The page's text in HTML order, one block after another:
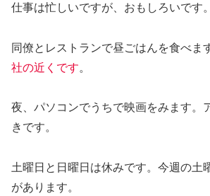
仕事は忙しいですが、おもしろいです。
同僚とレストランで昼ごはんを食べま
社の近くです。
夜、パソコンでうちで映画をみます。
きです。
土曜日と日曜日は休みです。今週の土
があります。